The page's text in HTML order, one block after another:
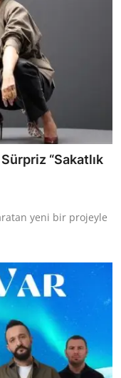
“Sakatlık
yeni bir projeyle